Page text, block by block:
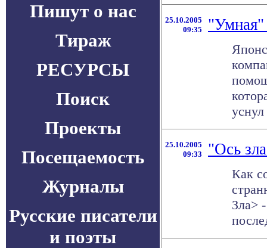
Пишут о нас
Тираж
РЕСУРСЫ
Поиск
Проекты
Посещаемость
Журналы
Русские писатели
и поэты
25.10.2005
09:35
"Умная"
25.10.2005
09:33
"Ось
Как
Зла>